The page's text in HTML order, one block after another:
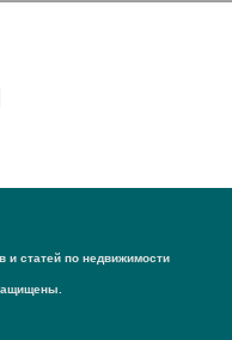
и статей по недвижимости